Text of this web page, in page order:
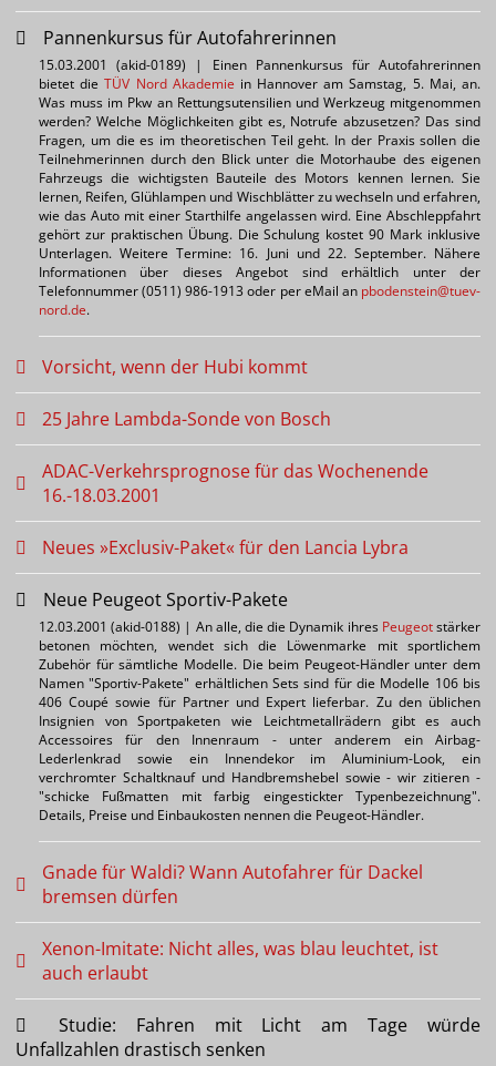
Pannenkursus für Autofahrerinnen
15.03.2001 (akid-0189) | Einen Pannenkursus für Autofahrerinnen
bietet dieTÜV Nord Akademie in Hannover am Samstag, 5. Mai, an.
Was muss im Pkw an Rettungsutensilien und Werkzeug mitgenommen
werden? Welche Möglichkeiten gibt es, Notrufe abzusetzen? Das sind
Fragen, um die es im theoretischen Teil geht. In der Praxis sollen die
Teilnehmerinnen durch den Blick unter die Motorhaube des eigenen
Fahrzeugs die wichtigsten Bauteile des Motors kennen lernen. Sie
lernen, Reifen, Glühlampen und Wischblätter zu wechseln und erfahren,
wie das Auto mit einer Starthilfe angelassen wird. Eine Abschleppfahrt
gehört zur praktischen Übung. Die Schulung kostet 90 Mark inklusive
Unterlagen. Weitere Termine: 16. Juni und 22. September. Nähere
Informationen über dieses Angebot sind erhältlich unter der
Telefonnummer (0511) 986-1913 oder per eMail an pbodenstein@tuev-
nord.de.
Vorsicht, wenn der Hubi kommt
25 Jahre Lambda-Sonde von Bosch
ADAC-Verkehrsprognose für das Wochenende
16.-18.03.2001
Neues »Exclusiv-Paket« für den Lancia Lybra
Neue Peugeot Sportiv-Pakete
12.03.2001 (akid-0188) | An alle, die die Dynamik ihres Peugeotstärker
betonen möchten, wendet sich die Löwenmarke mit sportlichem
Zubehör für sämtliche Modelle. Die beim Peugeot-Händler unter dem
Namen "Sportiv-Pakete" erhältlichen Sets sind für die Modelle 106 bis
406 Coupé sowie für Partner und Expert lieferbar. Zu den üblichen
Insignien von Sportpaketen wie Leichtmetallrädern gibt es auch
Accessoires für den Innenraum - unter anderem ein Airbag-
Lederlenkrad sowie ein Innendekor im Aluminium-Look, ein
verchromter Schaltknauf und Handbremshebel sowie - wir zitieren -
"schicke Fußmatten mit farbig eingestickter Typenbezeichnung".
Details, Preise und Einbaukosten nennen die Peugeot-Händler.
Gnade für Waldi? Wann Autofahrer für Dackel
bremsen dürfen
Xenon-Imitate: Nicht alles, was blau leuchtet, ist
auch erlaubt
Studie: Fahren mit Licht am Tage würde
Unfallzahlen drastisch senken